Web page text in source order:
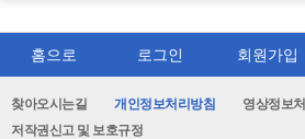
홈으로 로그인 회원가입
찾아오시는길 개인정보처리방침
영상정보
저작권신고 및 보호규정